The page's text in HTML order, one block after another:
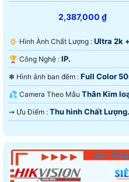
2,387,000 ₫
🔅 Hình Ành Chất Lượng : Ultra 2k
🏆 Công Nghệ : IP.
❃ Hình ảnh ban đêm : Full Color
💦 Camera Theo Mẫu Thân Kim
️⇝ Ưu Điểm : Thu hình Chất Lượng.